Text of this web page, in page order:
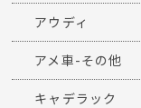
アウディ
アメ車-その他
キャデラック